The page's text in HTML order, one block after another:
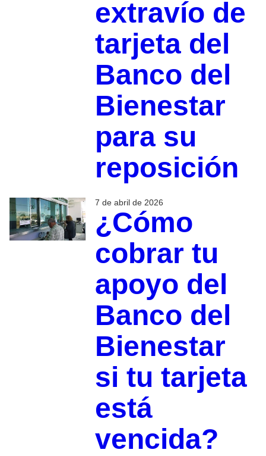
extravío de
tarjeta del
Banco del
Bienestar
para su
reposición
7 de abril de 2026
¿Cómo
cobrar tu
apoyo del
Banco del
Bienestar
si tu tarjeta
está
vencida?